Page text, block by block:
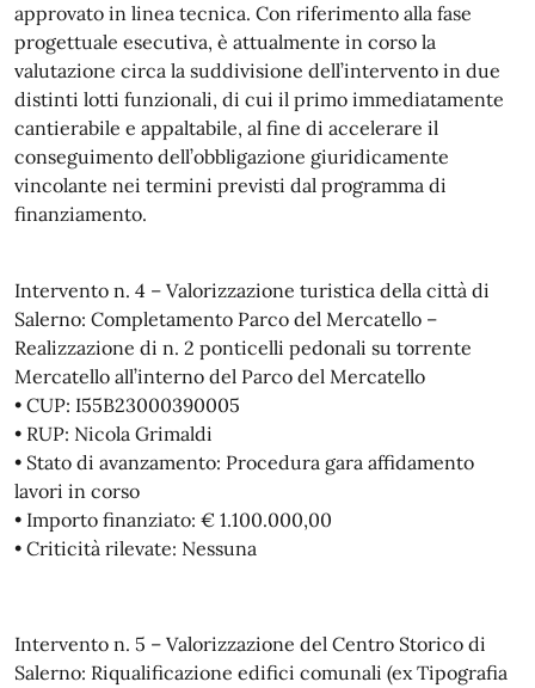
approvato in linea tecnica. Con riferimento alla fase
progettuale esecutiva, è attualmente in corso la
valutazione circa la suddivisione dell’intervento in due
distinti lotti funzionali, di cui il primo immediatamente
cantierabile e appaltabile, al fine di accelerare il
conseguimento dell’obbligazione giuridicamente
vincolante nei termini previsti dal programma di
finanziamento.
Intervento n. 4 – Valorizzazione turistica della città di
Salerno: Completamento Parco del Mercatello –
Realizzazione di n. 2 ponticelli pedonali su torrente
Mercatello all’interno del Parco del Mercatello
• CUP: I55B23000390005
• RUP: Nicola Grimaldi
• Stato di avanzamento: Procedura gara affidamento
lavori in corso
• Importo finanziato: € 1.100.000,00
• Criticità rilevate: Nessuna
Intervento n. 5 – Valorizzazione del Centro Storico di
Salerno: Riqualificazione edifici comunali (ex Tipografia